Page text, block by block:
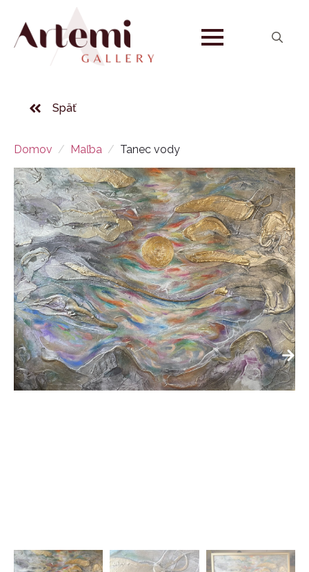
Späť
Domov Maľba Tanec vody